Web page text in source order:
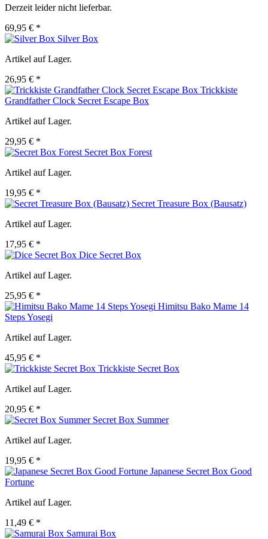
Derzeit leider nicht lieferbar.
69,95 € *
Silver Box
Artikel auf Lager.
26,95 € *
Trickkiste
Grandfather Clock Secret Escape Box
Artikel auf Lager.
29,95 € *
Secret Box Forest
Artikel auf Lager.
19,95 € *
Secret Treasure Box (Bausatz)
Artikel auf Lager.
17,95 € *
Dice Secret Box
Artikel auf Lager.
25,95 € *
Himitsu Bako Mame 14
Steps Yosegi
Artikel auf Lager.
45,95 € *
Trickkiste Secret Box
Artikel auf Lager.
20,95 € *
Secret Box Summer
Artikel auf Lager.
19,95 € *
Japanese Secret Box Good
Fortune
Artikel auf Lager.
11,49 € *
Samurai Box